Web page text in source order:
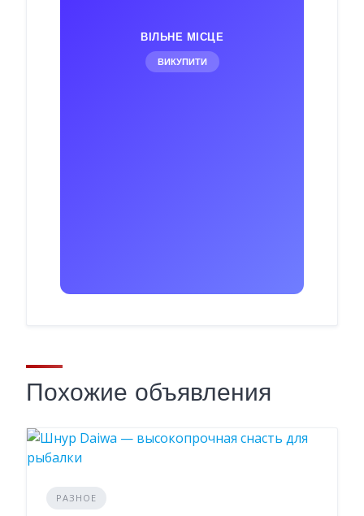
ВІЛЬНЕ МІСЦЕ
ВИКУПИТИ
Похожие объявления
РАЗНОЕ